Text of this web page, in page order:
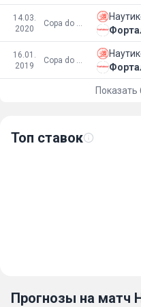
14.03.
2020
16.01.
2019
Топ ставок
Прогнозы на матч